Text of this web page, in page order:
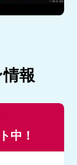
報
中！